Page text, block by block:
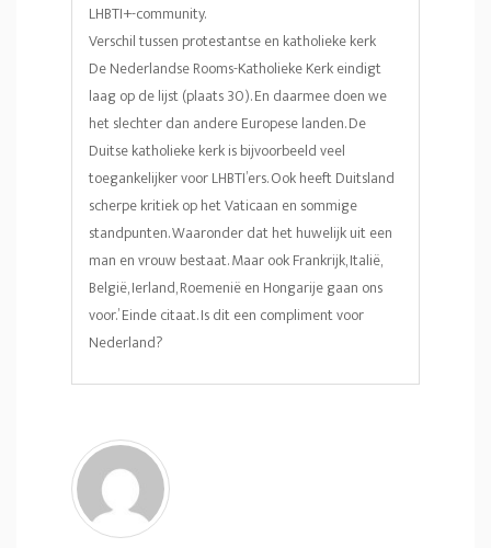
LHBTI+-community.
Verschil tussen protestantse en katholieke kerk
De Nederlandse Rooms-Katholieke Kerk eindigt
laag op de lijst (plaats 30). En daarmee doen we
het slechter dan andere Europese landen. De
Duitse katholieke kerk is bijvoorbeeld veel
toegankelijker voor LHBTI’ers. Ook heeft Duitsland
scherpe kritiek op het Vaticaan en sommige
standpunten. Waaronder dat het huwelijk uit een
man en vrouw bestaat. Maar ook Frankrijk, Italië,
België, Ierland, Roemenië en Hongarije gaan ons
voor.’ Einde citaat. Is dit een compliment voor
Nederland?